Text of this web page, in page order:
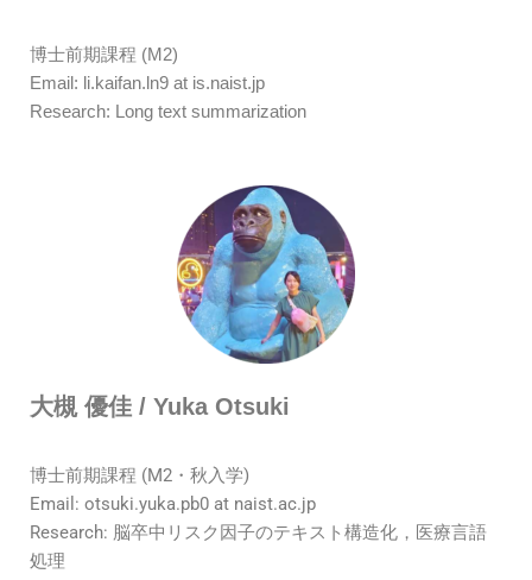
博士前期課程 (M2)
Email: li.kaifan.ln9 at is.naist.jp
Research: Long text summarization
大槻 優佳 / Yuka Otsuki
博士前期課程 (M2・秋入学)
Email: otsuki.yuka.pb0 at naist.ac.jp
Research: 脳卒中リスク因子のテキスト構造化，医療言語
処理